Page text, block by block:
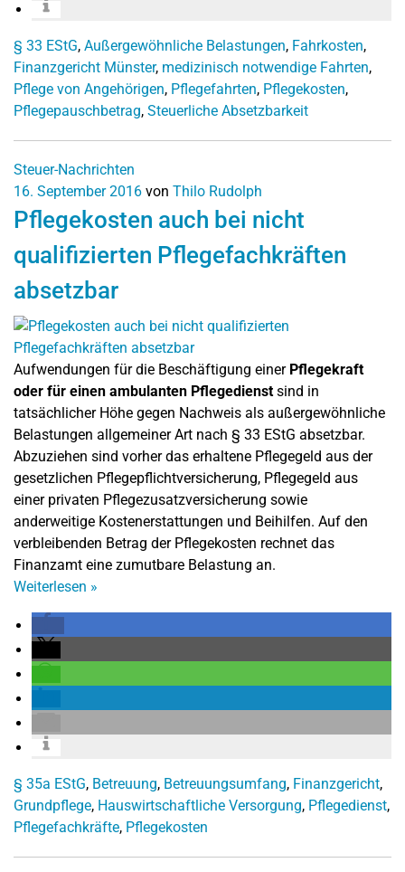
§ 33 EStG, Außergewöhnliche Belastungen, Fahrkosten,
Finanzgericht Münster, medizinisch notwendige Fahrten,
Pflege von Angehörigen, Pflegefahrten, Pflegekosten,
Pflegepauschbetrag, Steuerliche Absetzbarkeit
Steuer-Nachrichten
16. September 2016 von Thilo Rudolph
Pflegekosten auch bei nicht
qualifizierten Pflegefachkräften
absetzbar
Aufwendungen für die Beschäftigung einer Pflegekraft
oder für einen ambulanten Pflegedienstsind in
tatsächlicher Höhe gegen Nachweis als außergewöhnliche
Belastungen allgemeiner Art nach § 33 EStG absetzbar.
Abzuziehen sind vorher das erhaltene Pflegegeld aus der
gesetzlichen Pflegepflichtversicherung, Pflegegeld aus
einer privaten Pflegezusatzversicherung sowie
anderweitige Kostenerstattungen und Beihilfen. Auf den
verbleibenden Betrag der Pflegekosten rechnet das
Finanzamt eine zumutbare Belastung an.
Weiterlesen »
§ 35a EStG, Betreuung, Betreuungsumfang, Finanzgericht,
Grundpflege, Hauswirtschaftliche Versorgung, Pflegedienst,
Pflegefachkräfte, Pflegekosten